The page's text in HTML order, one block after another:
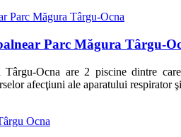
Parc Măgura Târgu-
Târgu-Ocna are 2 piscine dintre
afecţiuni ale aparatului respirator